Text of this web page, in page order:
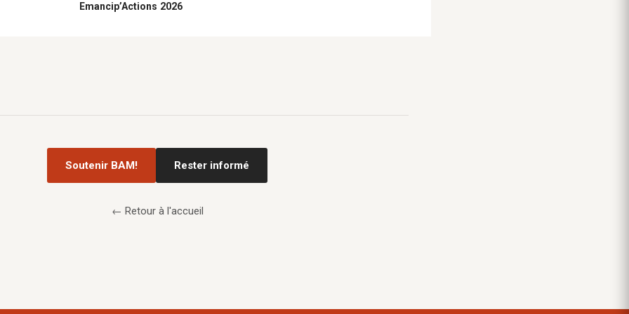
Emancip’Actions 2026
Soutenir BAM! Rester informé
← Retour à l'accueil